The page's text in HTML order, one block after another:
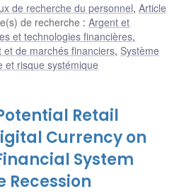
de recherche du personnel, Article
de recherche :Argent et
et technologies financières,
de marchés financiers, Système
et risque systémique
Retail
Currency on
System
Recession